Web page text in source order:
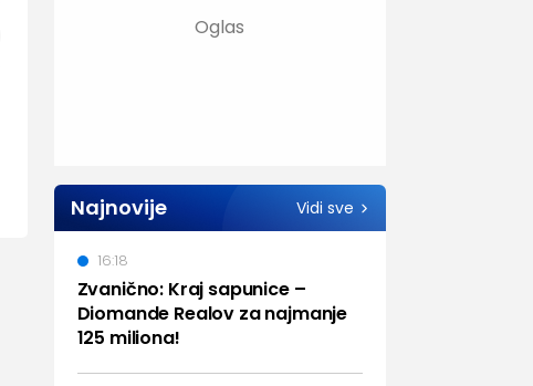
Najnovije Vidi sve
Zvanično: Kraj sapunice –
Diomande Realov za najmanje
125 miliona!
16:18